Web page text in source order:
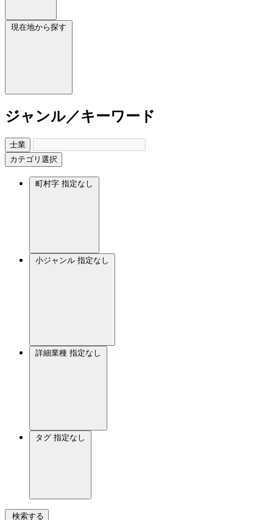
現在地から探す
ジャンル／キーワード
士業
カテゴリ選択
町村字 指定なし
小ジャンル 指定なし
詳細業種 指定なし
タグ 指定なし
検索する